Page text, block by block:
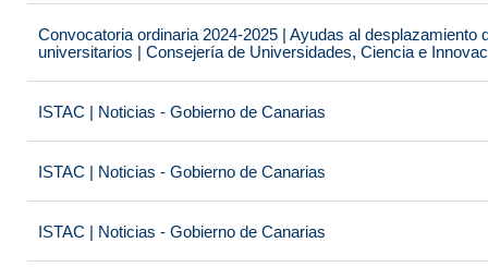
Convocatoria ordinaria 2024-2025 | Ayudas al desplazamiento
universitarios | Consejería de Universidades, Ciencia e
ISTAC | Noticias - Gobierno de Canarias
ISTAC | Noticias - Gobierno de Canarias
ISTAC | Noticias - Gobierno de Canarias